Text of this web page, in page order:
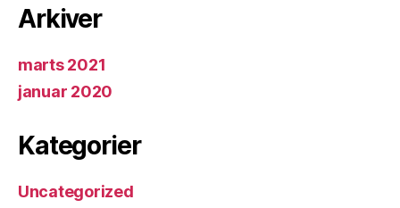
Arkiver
marts 2021
januar 2020
Kategorier
Uncategorized